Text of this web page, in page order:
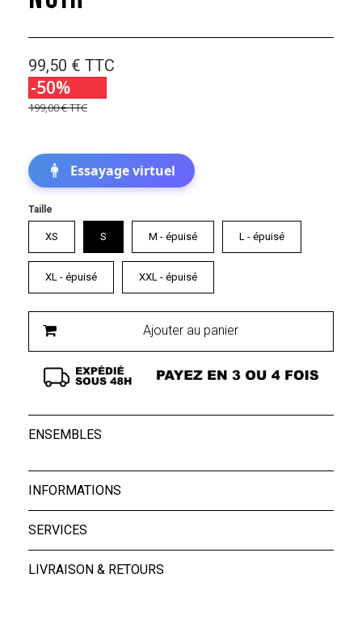
99,50 € TTC
-50%
199,00 €TTC
Essayage virtuel
Taille
XS S M - épuisé L - épuisé
XL - épuisé XXL - épuisé
Ajouter au panier
ENSEMBLES
INFORMATIONS
SERVICES
LIVRAISON & RETOURS